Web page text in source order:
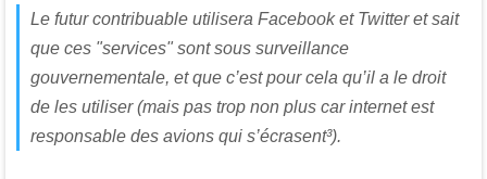
Le futur contribuable utilisera Facebook et Twitter et sait
que ces "services" sont sous surveillance
gouvernementale, et que c’est pour cela qu’il a le droit
de les utiliser (mais pas trop non plus car internet est
responsable des avions qui s’écrasent³).